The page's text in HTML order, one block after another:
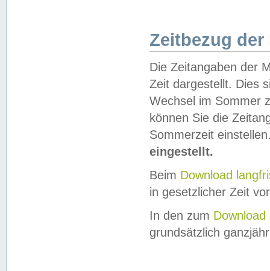
Zeitbezug der
Die Zeitangaben der
Zeit dargestellt. Dies
Wechsel im Sommer
können Sie die
Sommerzeit
eingestellt.
Beim Download
in gesetzlicher Zeit
In den zum Download
grundsätzlich